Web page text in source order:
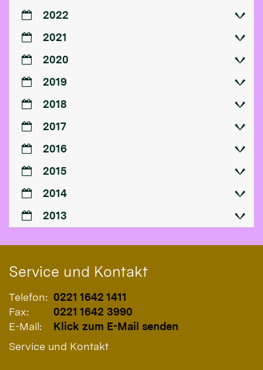
2022
2021
2020
2019
2018
2017
2016
2015
2014
2013
Service und Kontakt
Telefon: 0221 1642 1411
Fax:
0221 1642 3990
E-Mail:
Klick zum E-Mail senden
Service und Kontakt